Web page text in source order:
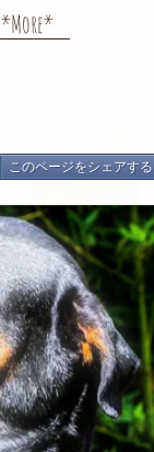
*More*
このページをシェアする